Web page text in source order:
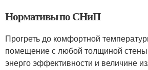
Нормативы по СНиП
Прогреть до комфортной
помещение с любой толщиной
энерго эффективности и величине